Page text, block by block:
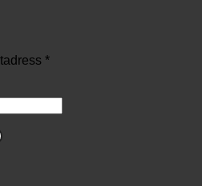
*Obligatoriskt